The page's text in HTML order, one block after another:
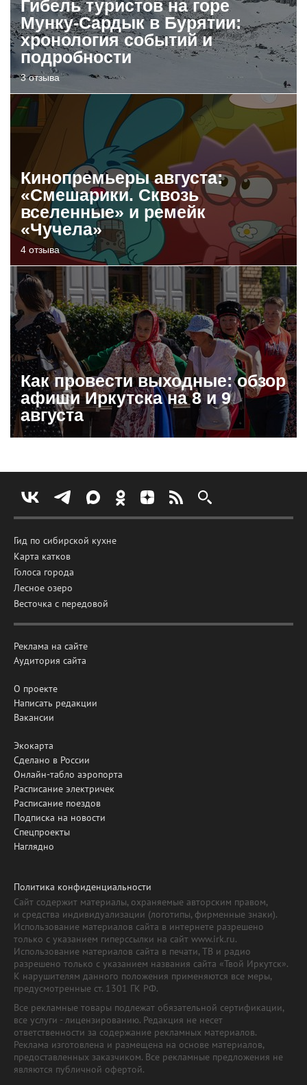
Гибель туристов на горе
Мунку-Сардык в Бурятии:
хронология событий и
подробности
3 отзыва
Кинопремьеры августа:
«Смешарики. Сквозь
вселенные» и ремейк
«Чучела»
4 отзыва
Как провести выходные: обзор
афиши Иркутска на 8 и 9
августа
Гид по сибирской кухне
Карта катков
Голоса города
Лесное озеро
Весточка с передовой
Реклама на сайте
Аудитория сайта
О проекте
Написать редакции
Вакансии
Экокарта
Сделано в России
Онлайн-табло аэропорта
Расписание электричек
Расписание поездов
Подписка на новости
Спецпроекты
Наглядно
Политика конфиденциальности
Сайт содержит материалы, охраняемые авторским правом,
и средства индивидуализации (логотипы, фирменные знаки).
Использование материалов сайта в интернете разрешено
только с указанием гиперссылки на сайт www.irk.ru.
Использование материалов сайта в печати, ТВ и радио
разрешено только с указанием названия сайта «Твой Иркутск».
К нарушителям данного положения применяются все меры,
предусмотренные ст. 1301 ГК РФ.
Все рекламные товары подлежат обязательной сертификации,
все услуги - лицензированию. Редакция не несет
ответственности за содержание рекламных материалов.
Реклама изготовлена и размещена на основе материалов,
предоставленных заказчиком. Все рекламные предложения не
являются публичной офертой.